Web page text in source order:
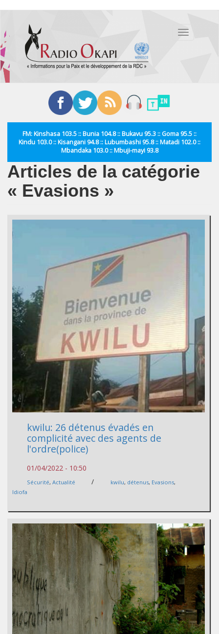
contenu
principal
Toggle
FM: Kinshasa 103.5 :: Bunia 104.8 :: Bukavu 95.3 :: Goma 95.5 ::
Kindu 103.0 :: Kisangani 94.8 :: Lubumbashi 95.8 :: Matadi 102.0 ::
Mbandaka 103.0 :: Mbuji-mayi 93.8
Articles de la catégorie
« Evasions »
kwilu: 26 détenus évadés en
complicité avec des agents de
l'ordre(police)
01/04/2022 - 10:50
Sécurité, Actualité / kwilu, détenus, Evasions,
Idiofa